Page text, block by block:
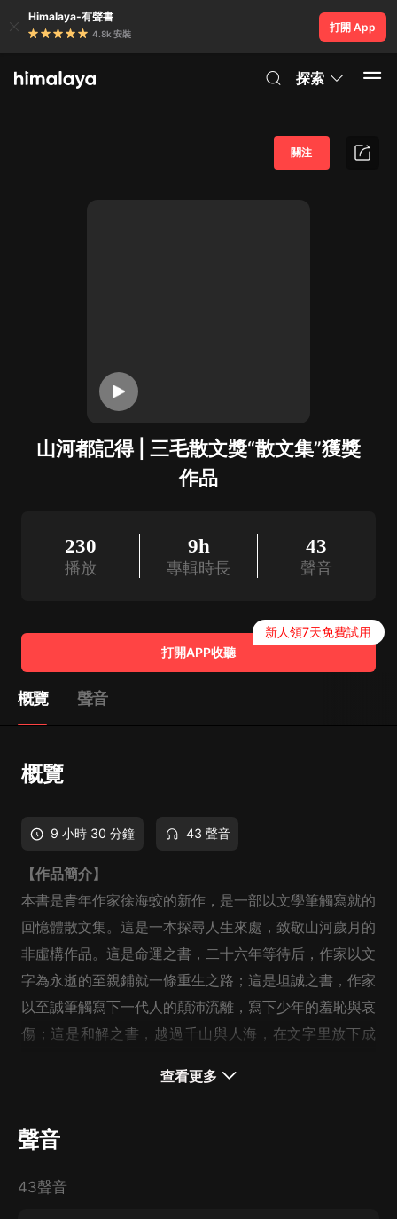
Himalaya-有聲書
4.8k 安裝
打開 App
探索
山河都記得 | 三毛散文獎“散文集”獲獎
作品
關注
230
播放
9h
專輯時長
43
聲音
打開APP收聽
新人領7天免費試用
概覽 聲音
概覽
9 小時 30 分鐘 43 聲音
【作品簡介】
本書是青年作家徐海蛟的新作，是一部以文學筆觸寫就的
回憶體散文集。這是一本探尋人生來處，致敬山河歲月的
非虛構作品。這是命運之書，二十六年等待后，作家以文
字為永逝的至親鋪就一條重生之路；這是坦誠之書，作家
以至誠筆觸寫下一代人的顛沛流離，寫下少年的羞恥與哀
傷；這是和解之書，越過千山與人海，在文字里放下成
與死，暗與光，交織成奔湧的長河。真摯素樸，深邃悠
徐海蛟
從大山而往大海，途經落日風聲，途經離别重逢。枯寂
查看更多
聲音
43聲音